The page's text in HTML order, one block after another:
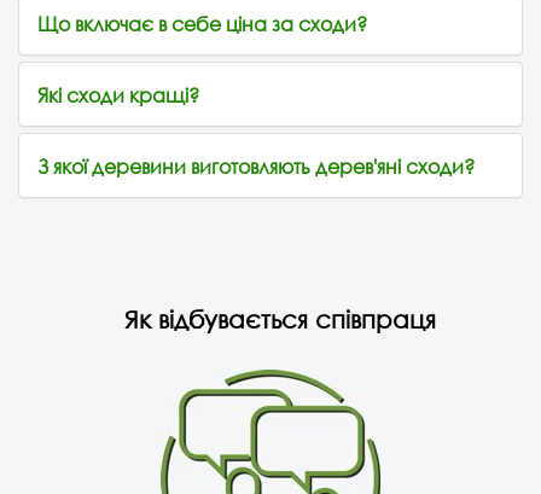
Що включає в себе ціна за сходи?
Які сходи кращі?
З якої деревини виготовляють дерев'яні сходи?
Як відбувається співпраця